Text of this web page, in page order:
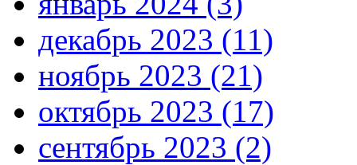
декабрь 2023 (11)
ноябрь 2023 (21)
октябрь 2023 (17)
сентябрь 2023 (2)